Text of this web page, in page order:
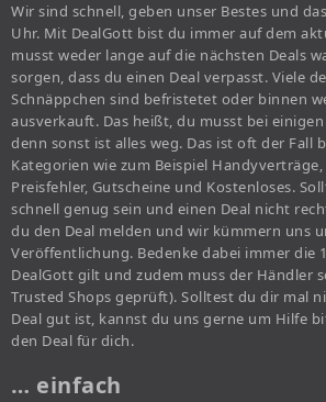
Wir sind schnell, geben unser Bestes und
Uhr. Mit DealGott bist du immer auf dem
musst weder lange auf die nächsten Deals
sorgen, dass du einen Deal verpasst. Viele
Schnäppchen sind befristetet oder binnen
ausverkauft. Das heißt, du musst bei einigen
denn sonst ist alles weg. Das ist oft der Fall
Kategorien wie zum Beispiel
Preisfehler, Gutscheine und Kostenloses.
schnell genug sein und einen Deal nicht
du den Deal melden und wir kümmern uns
Veröffentlichung. Bedenke dabei immer die
DealGott gilt und zudem muss der Händler
Trusted Shops geprüft). Solltest du dir mal
Deal gut ist, kannst du uns gerne um Hilfe
den Deal für dich.
… einfach